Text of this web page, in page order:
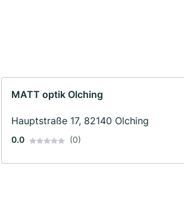
MATT optik Olching
Hauptstraße 17, 82140 Olching
0.0 (0)